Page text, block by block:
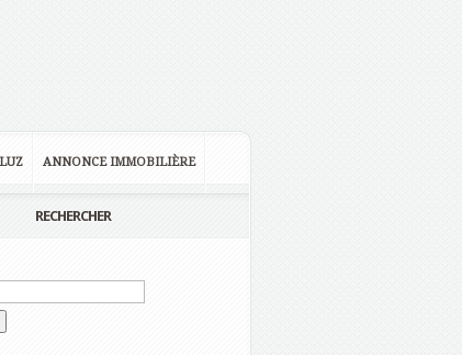
ANNONCE IMMOBILIÈRE
RECHERCHER